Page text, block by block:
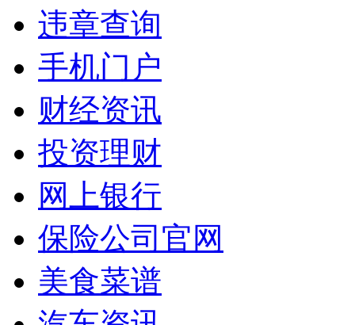
违章查询
手机门户
财经资讯
投资理财
网上银行
保险公司官网
美食菜谱